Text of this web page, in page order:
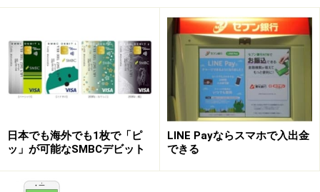
「OricoCard Visa payWave」の海外利用は
すでに海外では、アメリカ、カナダ、シンガポール、韓
国、香港、台湾、オーストラリア、フランス、イギリス
など
日本人の主な海外渡航先国でも決済端末が普及して
いるため、海外旅行の際は、小額の取引でも現金を出さ
ずに決済が行えます。
日本でも海外でも1枚で「ピ
ッ」が可能なSMBCデビット
LINE Payならスマホで入出金
できる